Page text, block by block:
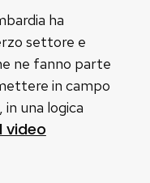
ha
settore e
ne fanno parte
in campo
una logica
video